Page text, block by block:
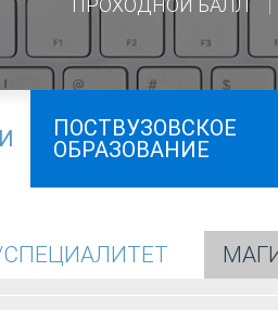
ПРОХОДНОЙ БАЛЛ
ПОСТВУЗОВСКОЕ
ОБРАЗОВАНИЕ